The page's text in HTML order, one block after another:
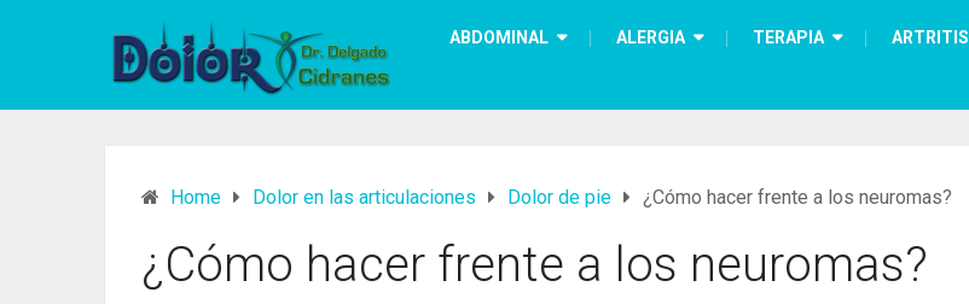
ABDOMINAL ALERGIA TERAPIA ARTRITIS
Home Dolor en las articulaciones Dolor de pie ¿Cómo hacer frente a los neuromas?
¿Cómo hacer frente a los neuromas?